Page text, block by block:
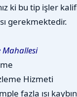
ki bu tip işler
gerekmektedir.
Hizmeti
fazla ısı